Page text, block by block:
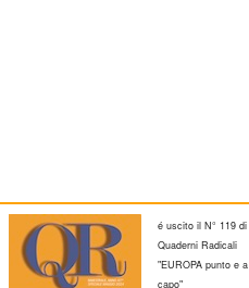
é uscito il N° 119 di
Quaderni Radicali
"EUROPA punto e a
capo"